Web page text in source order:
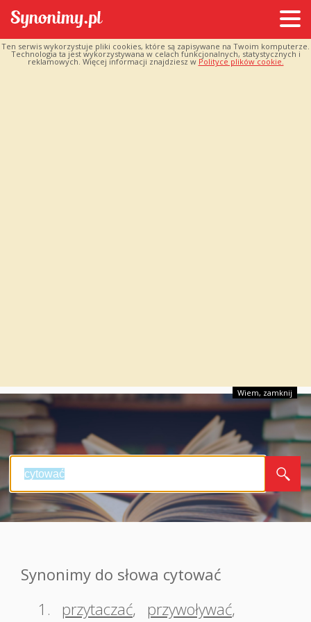
Ten serwis wykorzystuje pliki cookies, które są zapisywane na Twoim komputerze.
Technologia ta jest wykorzystywana w celach funkcjonalnych, statystycznych i
reklamowych. Więcej informacji znajdziesz w Polityce plików cookie.
Wiem, zamknij
Synonimy do słowa cytować
1.
przytaczać, przywoływać,